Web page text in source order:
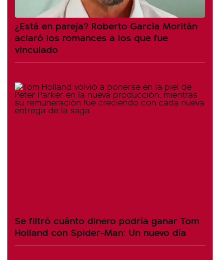
¿Está en pareja? Roberto García Moritán
aclaró los romances a los que fue
vinculado
Se filtró cuánto dinero podría ganar Tom
Holland con Spider-Man: Un nuevo día